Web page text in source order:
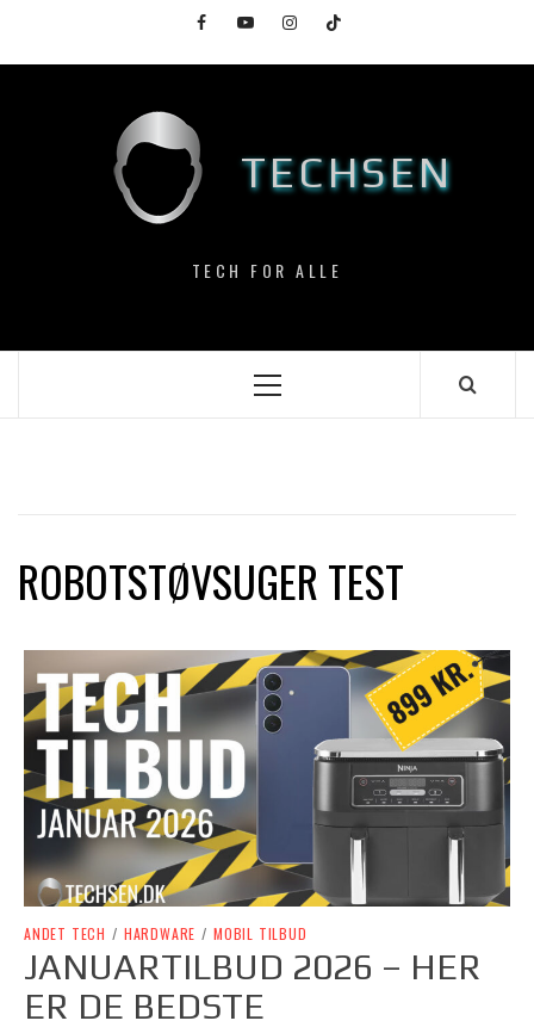
content
FacebookYouTubeInstagramTikTok
TECHSEN
TECH FOR ALLE
Primary
ROBOTSTØVSUGER TEST
ANDET TECH / HARDWARE / MOBIL TILBUD
JANUARTILBUD 2026 – HER
ER DE BEDSTE